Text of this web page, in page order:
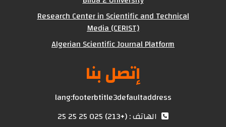
Research Center in Scientific and Technical
Media (CERIST)
Algerian Scientific Journal Platform
إتصل بنا
lang:footerbtitle3defaultaddress
الهاتف : (+213) 025 25 25 25